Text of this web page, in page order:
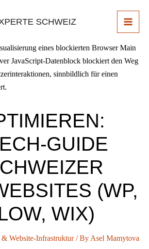
SCHWEIZ
GUIDE
(WP,
WIX)
& Website-Infrastruktur/ By Asel Mamytova